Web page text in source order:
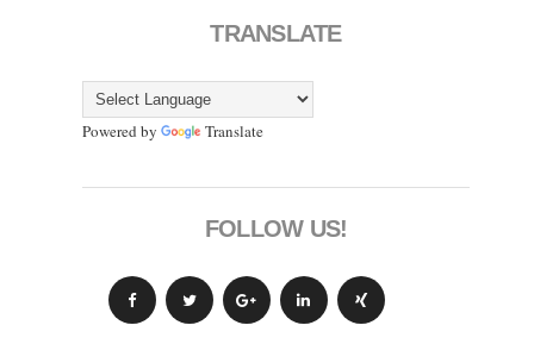
TRANSLATE
Powered by Translate
FOLLOW US!